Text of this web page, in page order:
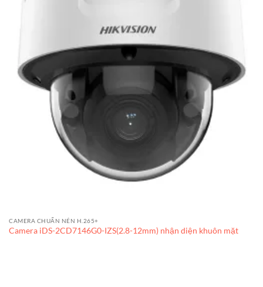
CAMERA CHUẨN NÉN H.265+
Camera iDS-2CD7146G0-IZS(2.8-12mm) nhận diện khuôn mặt